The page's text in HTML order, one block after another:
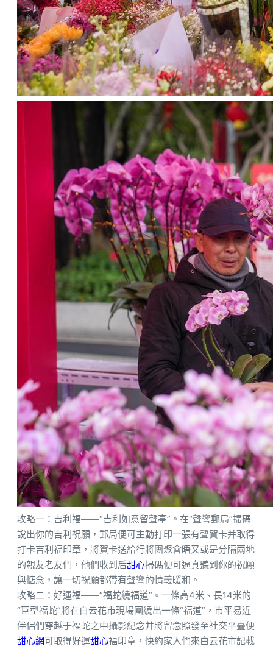
攻略一：吉利福——“吉利如意留聲亭”。在“聲響郵局”掃碼
說出你的吉利祝願，郵局便可主動打印一張有聲賀卡并取得
打卡吉利福印章，將賀卡送給行將團聚會晤又或是分隔兩地
的親友老友們，他們收到后甜心掃碼便可逼真聽到你的祝願
與惦念，讓一切祝願都帶有聲響的情義暖和。
攻略二：好運福——“福蛇繞福道”。一條高4米、長14米的
“巨型福蛇”將在白云花市現場圍繞出一條“福道”，市平易近
伴侶們穿越于福蛇之中攝影紀念并將留念照發至社交平臺便
甜心網可取得好運甜心福印章，快約家人們來白云花市記載